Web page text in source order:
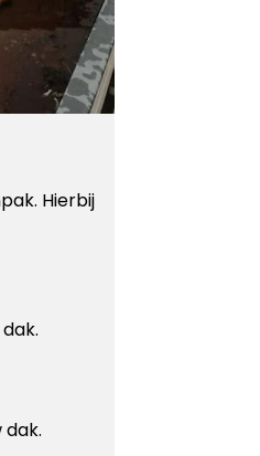
Hierbij